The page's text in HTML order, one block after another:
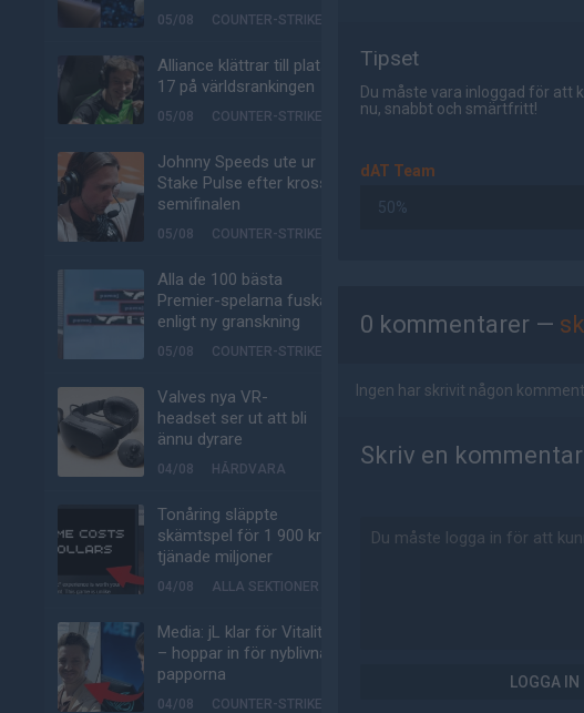
05/08 COUNTER-STRIKE
Alliance klättrar till plats
17 på världsrankingen
05/08 COUNTER-STRIKE
Johnny Speeds ute ur
Stake Pulse efter kross i
semifinalen
05/08 COUNTER-STRIKE
Alla de 100 bästa
Premier-spelarna fuskar
enligt ny granskning
05/08 COUNTER-STRIKE
Valves nya VR-
headset ser ut att bli
ännu dyrare
04/08 HÅRDVARA
Tonåring släppte
skämtspel för 1 900 kr –
tjänade miljoner
04/08 ALLA SEKTIONER
Media: jL klar för Vitality
– hoppar in för nyblivna
papporna
04/08 COUNTER-STRIKE
Tipset
Du måste vara inloggad för att
nu, snabbt och smärtfritt!
dAT Team
50%
0 kommentarer —
Ingen har skrivit någon
Skriv en kommentar
LOGGA IN